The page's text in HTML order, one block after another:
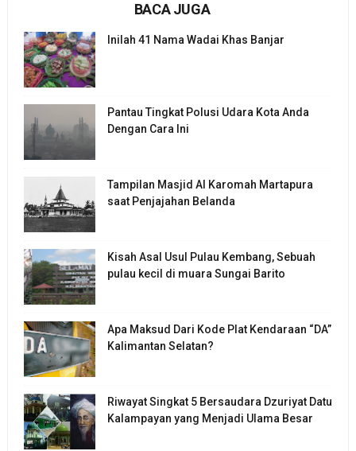
BACA JUGA
Inilah 41 Nama Wadai Khas Banjar
Pantau Tingkat Polusi Udara Kota Anda
Dengan Cara Ini
Tampilan Masjid Al Karomah Martapura
saat Penjajahan Belanda
Kisah Asal Usul Pulau Kembang, Sebuah
pulau kecil di muara Sungai Barito
Apa Maksud Dari Kode Plat Kendaraan “DA”
Kalimantan Selatan?
Riwayat Singkat 5 Bersaudara Dzuriyat Datu
Kalampayan yang Menjadi Ulama Besar